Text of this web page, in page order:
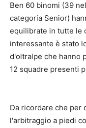
Ben 60 binomi (39
categoria Senior)
equilibrate in tutte le
interessante è stato
d'oltralpe che hanno
12 squadre presenti
Da ricordare che per
l'arbitraggio a piedi